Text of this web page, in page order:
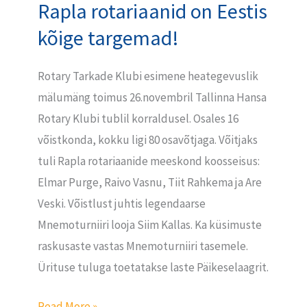
Rapla rotariaanid on Eestis
kõige targemad!
Rotary Tarkade Klubi esimene heategevuslik
mälumäng toimus 26.novembril Tallinna Hansa
Rotary Klubi tublil korraldusel. Osales 16
võistkonda, kokku ligi 80 osavõtjaga. Võitjaks
tuli Rapla rotariaanide meeskond koosseisus:
Elmar Purge, Raivo Vasnu, Tiit Rahkema ja Are
Veski. Võistlust juhtis legendaarse
Mnemoturniiri looja Siim Kallas. Ka küsimuste
raskusaste vastas Mnemoturniiri tasemele.
Ürituse tuluga toetatakse laste Päikeselaagrit.